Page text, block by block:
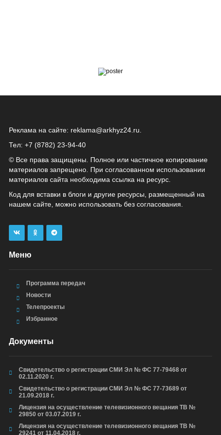
Реклама на сайте: reklama@arkhyz24.ru
Тел: +7 (8782) 23‑94‑40
© Все права защищены. Полное или частичное копирование
материалов запрещено. При согласованном использовании
материалов сайта необходима ссылка на ресурс.
Код для вставки в блоги и другие ресурсы, размещенный на
нашем сайте, можно использовать без согласования.
Меню
Программа передач
Новости
Телепроекты
Избранное
Документы
Свидетельство о регистрации СМИ Эл № ФС 77-79468 от
02.11.2020 г.
Свидетельство о регистрации СМИ Эл № ФС 77-73689 от
21.09.2018 г.
Лицензия на осуществление телевизионного вещания ТВ №
29850 от 03.07.2019 г.
Лицензия на осуществление телевизионного вещания ТВ №
29241 от 11.04.2018 г.